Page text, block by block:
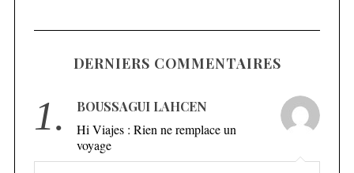
DERNIERS COMMENTAIRES
1.
BOUSSAGUI LAHCEN
Hi Viajes : Rien ne remplace un
voyage